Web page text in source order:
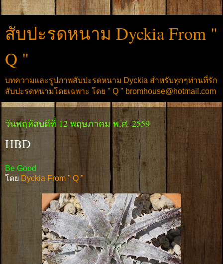
สับปะรดหนาม Dyckia From "
Q "
บทความและรูปภาพสับปะรดหนาม Dyckia สำหรับทุกๆท่านที่รัก
สับปะรดหนามโดยเฉพาะ โดย " Q " bromhouse@hotmail.com
วันพฤหัสบดีที่ 12 พฤษภาคม พ.ศ. 2559
HBD
Be Good
โดย Dyckia From " Q "